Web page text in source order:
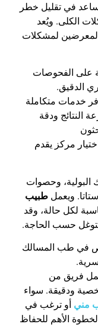
في تقليل خطر
الكلى. ويُعد
لمشكلات
على الفحوصات
الدقيق.
خدمات متكاملة
النتائج ودقة
اختيار مركز يقدم
البولية، وحصوات
ويعمل طبيب
لكل حالة، وقد
حسب الحاجة.
في طب المسالك
فريق من
ودقيقة. سواء
مني أو ترغب في
الأهم للحفاظ